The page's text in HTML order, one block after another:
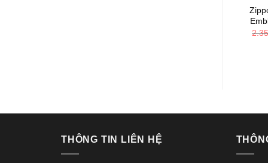
THÔNG TIN LIÊN HỆ